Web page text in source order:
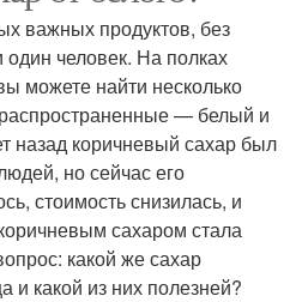
важных продуктов, без
один человек. На полках
можете найти несколько
— белый и
назад коричневый сахар был
но сейчас его
стоимость снизилась, и
сахаром стала
какой же сахар
и какой из них полезней?